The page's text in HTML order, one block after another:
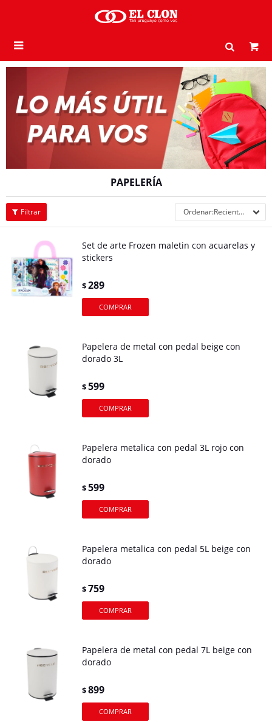

PAPELERÍA
Recientes
Set de arte Frozen maletin con acuarelas y
stickers
$289
Papelera de metal con pedal beige con
dorado 3L
$599
Papelera metalica con pedal 3L rojo con
dorado
$599
Papelera metalica con pedal 5L beige con
dorado
$759
Papelera de metal con pedal 7L beige con
dorado
$899